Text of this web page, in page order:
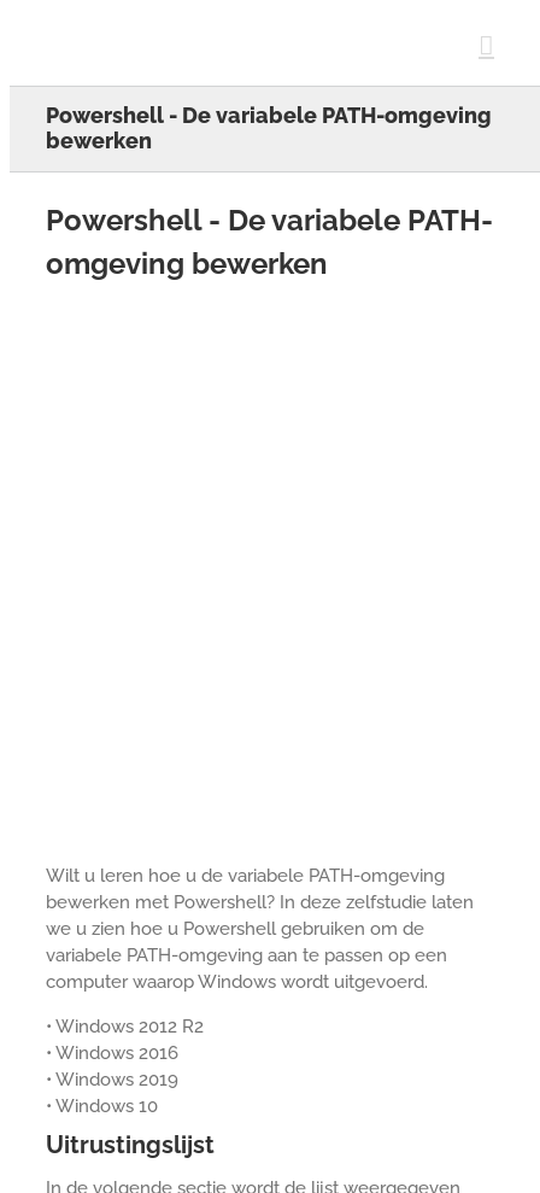
Powershell - De variabele PATH-omgeving
bewerken
Powershell - De variabele PATH-
omgeving bewerken
Wilt u leren hoe u de variabele PATH-omgeving
bewerken met Powershell? In deze zelfstudie laten
we u zien hoe u Powershell gebruiken om de
variabele PATH-omgeving aan te passen op een
computer waarop Windows wordt uitgevoerd.
• Windows 2012 R2
• Windows 2016
• Windows 2019
• Windows 10
Uitrustingslijst
In de volgende sectie wordt de lijst weergegeven